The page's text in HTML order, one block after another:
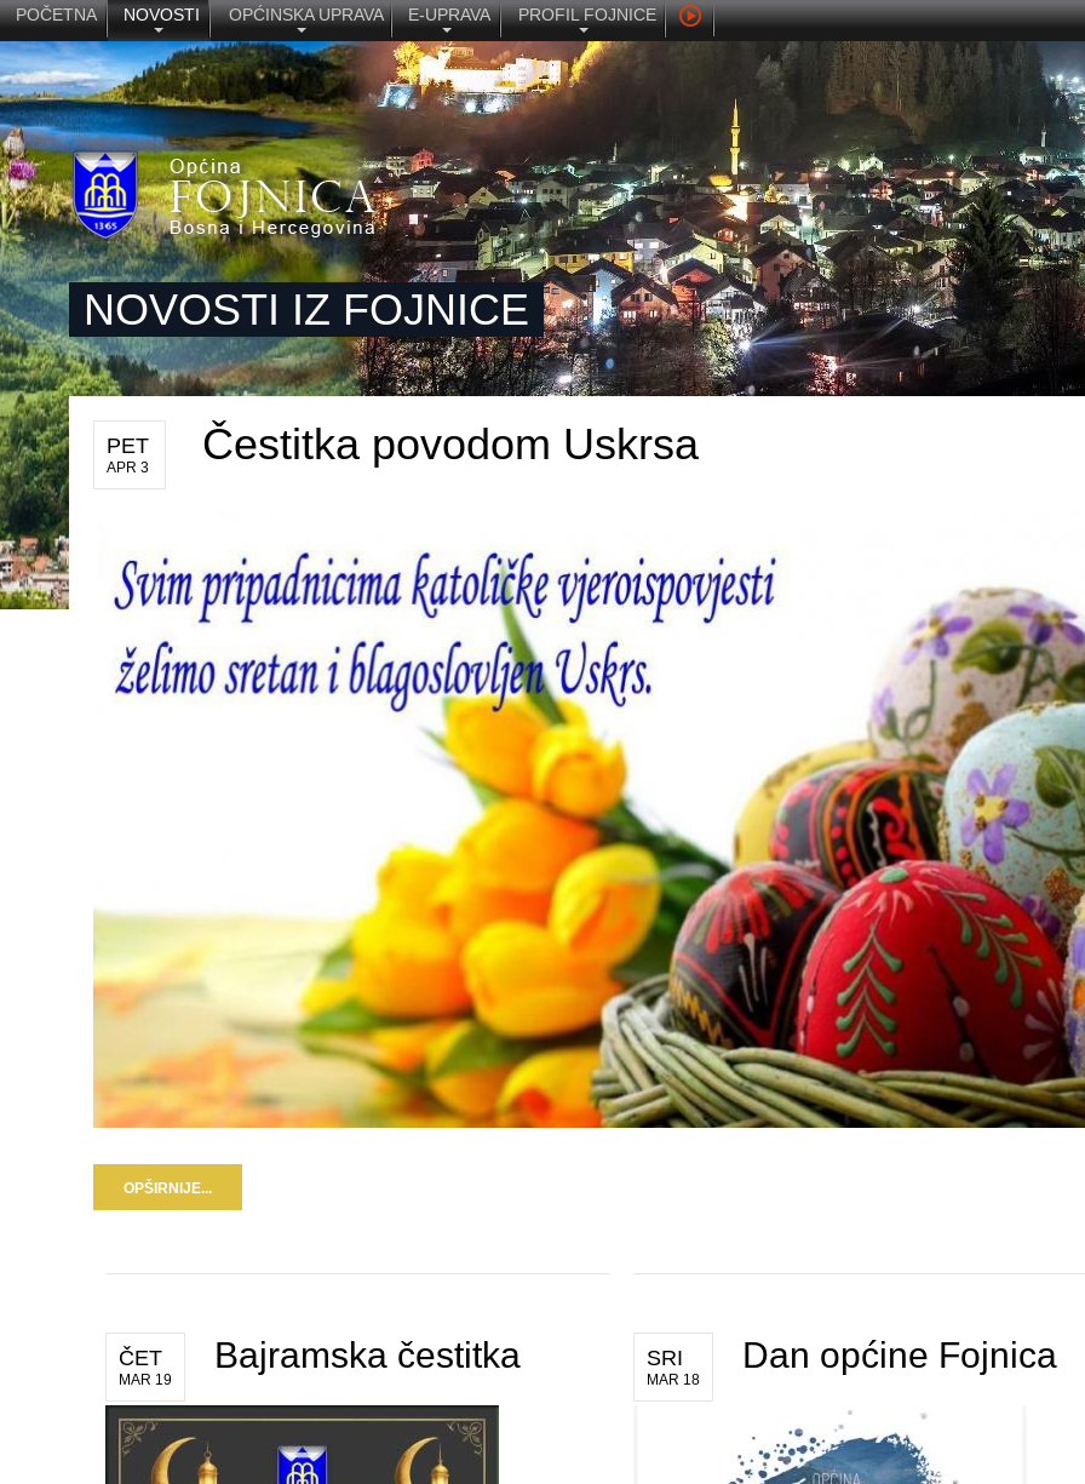
POČETNA NOVOSTI OPĆINSKA UPRAVA E-UPRAVA PROFIL FOJNICE
NOVOSTI IZ FOJNICE
PET
APR 3 Čestitka povodom Uskrsa
OPŠIRNIJE...
ČET
MAR 19
Bajramska čestitka SRI
MAR 18
Dan općine Fojnica